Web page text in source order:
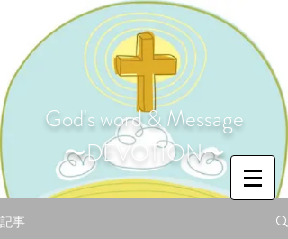
God's word & Message
〜DEVOTION〜
記事